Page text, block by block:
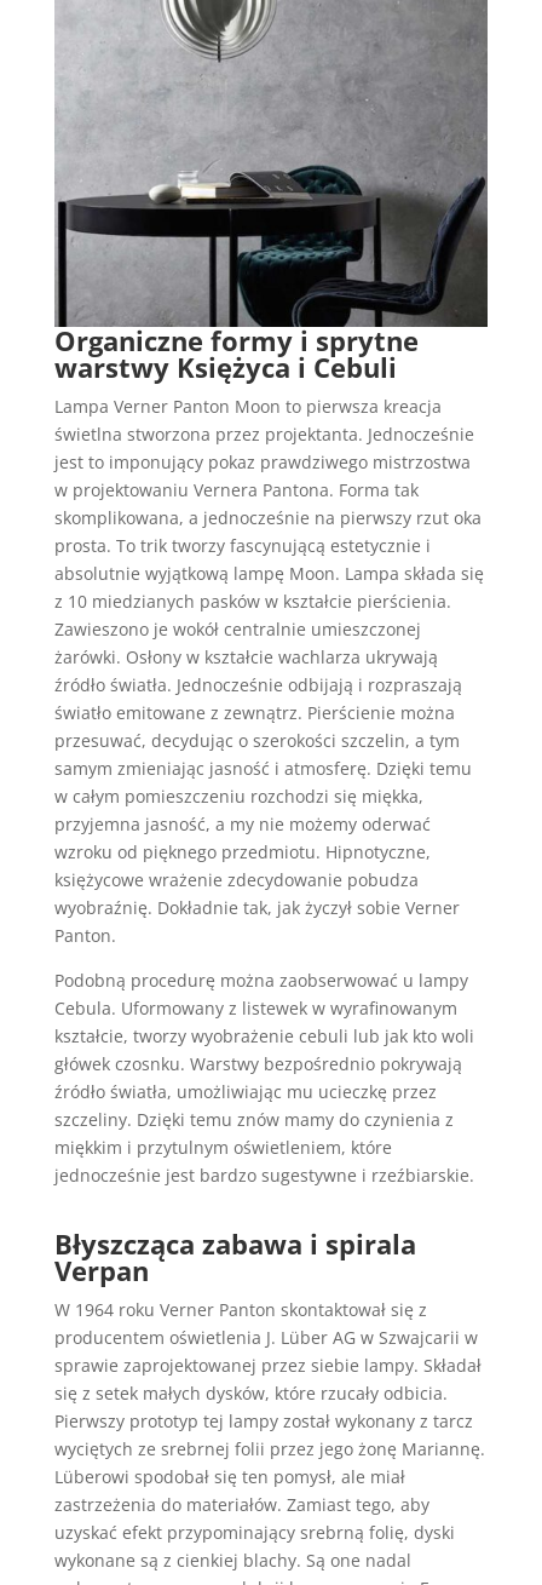
Organiczne formy i sprytne
warstwy Księżyca i Cebuli
Lampa Verner Panton Moon to pierwsza kreacja
świetlna stworzona przez projektanta. Jednocześnie
jest to imponujący pokaz prawdziwego mistrzostwa
w projektowaniu Vernera Pantona. Forma tak
skomplikowana, a jednocześnie na pierwszy rzut oka
prosta. To trik tworzy fascynującą estetycznie i
absolutnie wyjątkową lampę Moon. Lampa składa się
z 10 miedzianych pasków w kształcie pierścienia.
Zawieszono je wokół centralnie umieszczonej
żarówki. Osłony w kształcie wachlarza ukrywają
źródło światła. Jednocześnie odbijają i rozpraszają
światło emitowane z zewnątrz. Pierścienie można
przesuwać, decydując o szerokości szczelin, a tym
samym zmieniając jasność i atmosferę. Dzięki temu
w całym pomieszczeniu rozchodzi się miękka,
przyjemna jasność, a my nie możemy oderwać
wzroku od pięknego przedmiotu. Hipnotyczne,
księżycowe wrażenie zdecydowanie pobudza
wyobraźnię. Dokładnie tak, jak życzył sobie Verner
Panton.
Podobną procedurę można zaobserwować u lampy
Cebula. Uformowany z listewek w wyrafinowanym
kształcie, tworzy wyobrażenie cebuli lub jak kto woli
główek czosnku. Warstwy bezpośrednio pokrywają
źródło światła, umożliwiając mu ucieczkę przez
szczeliny. Dzięki temu znów mamy do czynienia z
miękkim i przytulnym oświetleniem, które
jednocześnie jest bardzo sugestywne i rzeźbiarskie.
Błyszcząca zabawa i spirala
Verpan
W 1964 roku Verner Panton skontaktował się z
producentem oświetlenia J. Lüber AG w Szwajcarii w
sprawie zaprojektowanej przez siebie lampy. Składał
się z setek małych dysków, które rzucały odbicia.
Pierwszy prototyp tej lampy został wykonany z tarcz
wyciętych ze srebrnej folii przez jego żonę Mariannę.
Lüberowi spodobał się ten pomysł, ale miał
zastrzeżenia do materiałów. Zamiast tego, aby
uzyskać efekt przypominający srebrną folię, dyski
wykonane są z cienkiej blachy. Są one nadal